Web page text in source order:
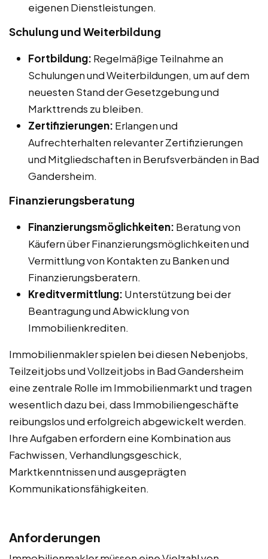
eigenen Dienstleistungen.
Schulung und Weiterbildung
Fortbildung: Regelmäßige Teilnahme an
Schulungen und Weiterbildungen, um auf dem
neuesten Stand der Gesetzgebung und
Markttrends zu bleiben.
Zertifizierungen: Erlangen und
Aufrechterhalten relevanter Zertifizierungen
und Mitgliedschaften in Berufsverbänden in Bad
Gandersheim.
Finanzierungsberatung
Finanzierungsmöglichkeiten: Beratung von
Käufern über Finanzierungsmöglichkeiten und
Vermittlung von Kontakten zu Banken und
Finanzierungsberatern.
Kreditvermittlung: Unterstützung bei der
Beantragung und Abwicklung von
Immobilienkrediten.
Immobilienmakler spielen bei diesen Nebenjobs,
Teilzeitjobs und Vollzeitjobs in Bad Gandersheim
eine zentrale Rolle im Immobilienmarkt und tragen
wesentlich dazu bei, dass Immobiliengeschäfte
reibungslos und erfolgreich abgewickelt werden.
Ihre Aufgaben erfordern eine Kombination aus
Fachwissen, Verhandlungsgeschick,
Marktkenntnissen und ausgeprägten
Kommunikationsfähigkeiten.
Anforderungen